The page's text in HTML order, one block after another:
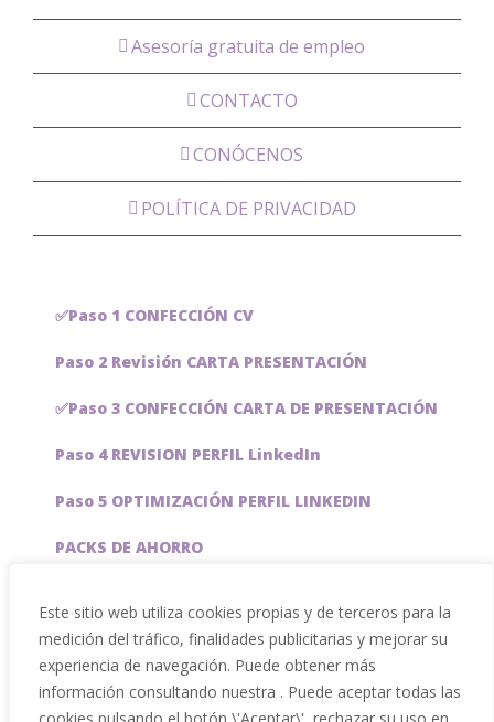
Este sitio web utiliza cookies propias y de terceros para la
medición del tráfico, finalidades publicitarias y mejorar su
experiencia de navegación. Puede obtener más
información consultando nuestra . Puede aceptar todas las
Asesoría gratuita de empleo
CONTACTO
CONÓCENOS
POLÍTICA DE PRIVACIDAD
✅Paso 1 CONFECCIÓN CV
Paso 2 Revisión CARTA PRESENTACIÓN
✅Paso 3 CONFECCIÓN CARTA DE PRESENTACIÓN
Paso 4 REVISION PERFIL LinkedIn
Paso 5 OPTIMIZACIÓN PERFIL LINKEDIN
PACKS DE AHORRO
Servicios especiales